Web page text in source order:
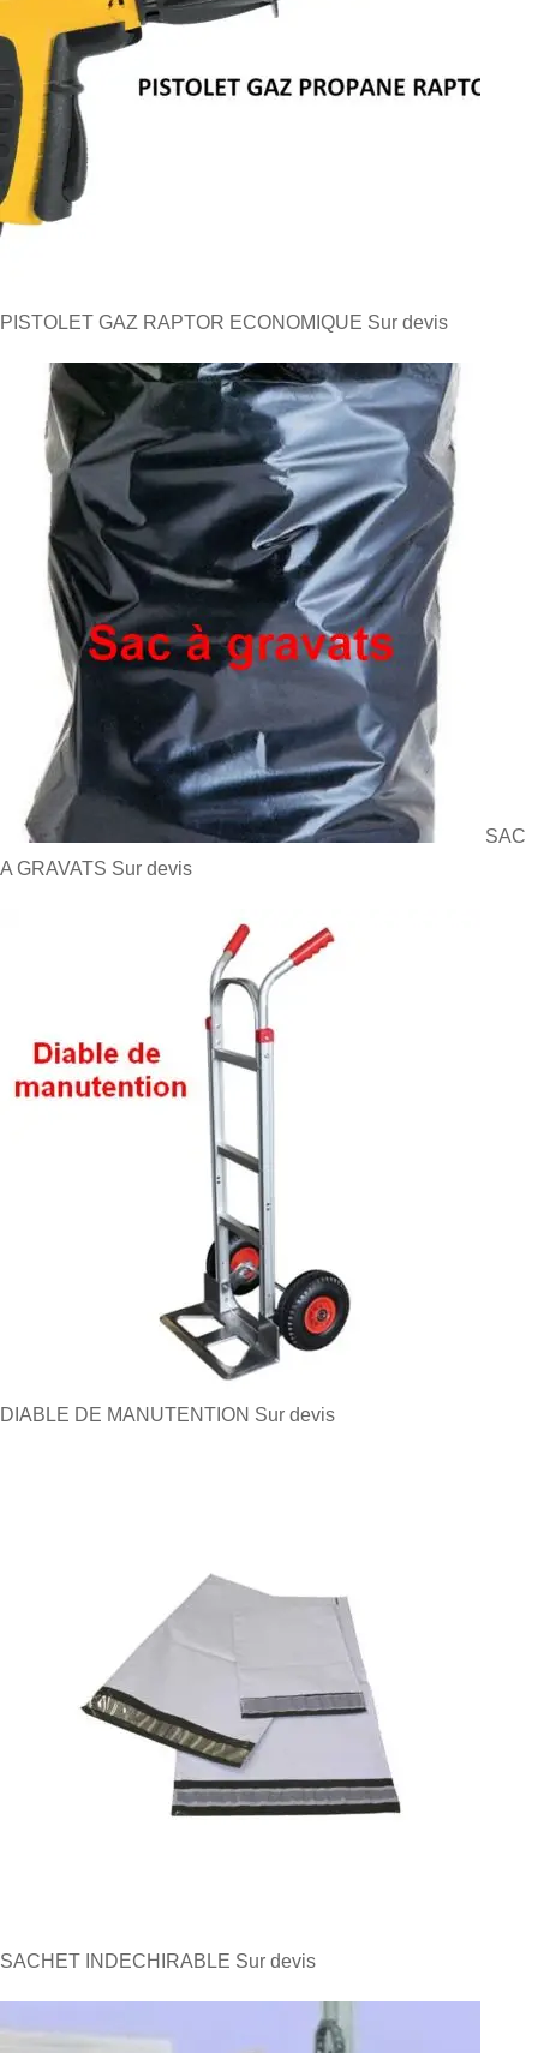
PISTOLET GAZ RAPTOR ECONOMIQUE Sur devis
SAC
A GRAVATS Sur devis
DIABLE DE MANUTENTION Sur devis
SACHET INDECHIRABLE Sur devis